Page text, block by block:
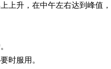
上升，在中午左右达到峰值
时服用。